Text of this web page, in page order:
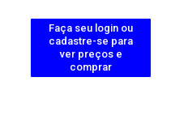
Faça seu login ou
cadastre-se para
ver preços e
comprar